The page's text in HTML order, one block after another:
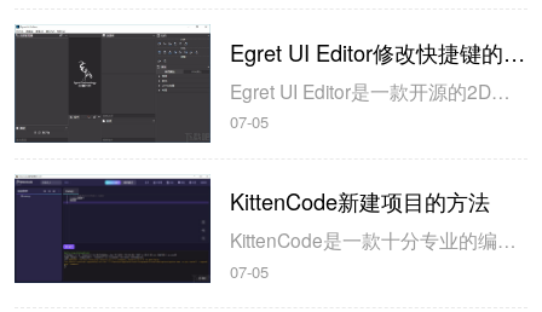
Egret UI Editor修改快捷键的方法
Egret UI Editor是一款开源的2D游戏开发代码编辑软件，其主要功能是针对Egret项目中的Exml皮肤文件进行可视化编辑，功能十分强大。我们在使用这款软件的过程中，可以将一些常用操作设置快捷键，这样就可以简化编程，从而提高代码编辑的工作效率。但是这款软件在日常生活中使用得不多，并且专业性...
07-05
KittenCode新建项目的方法
KittenCode是一款十分专业的编程软件，该软件给用户提供了可视化的操作界面，支持Python语言的编程开发以及第三方库管理，并且提供了很多实用的工具，功能十分强大。我们在使用这款软件进行编程开发的过程中，最基本、最常做的操作就是新建项目，因此我们很有必要掌握新建项目的方法。但是这款软件的专业性...
07-05